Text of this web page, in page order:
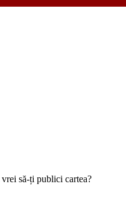
să-ți publici cartea?